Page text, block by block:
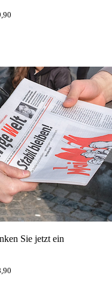
Sie jetzt ein